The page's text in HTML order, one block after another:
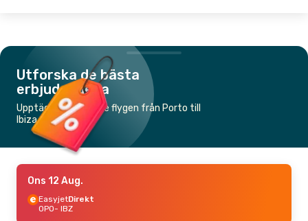
Utforska de bästa
erbjudandena
Upptäck de billigaste flygen från Porto till
Ibiza
Ons 12 Aug.
EasyjetDirekt
OPO- IBZ